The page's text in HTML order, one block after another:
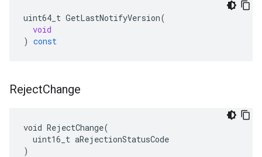
uint64_t GetLastNotifyVersion(
void
) const
RejectChange
void RejectChange(
  uint16_t aRejectionStatusCode
)